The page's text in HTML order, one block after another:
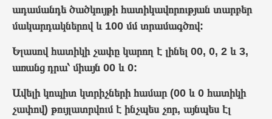
ադամանդե ծածկույթի հատիկավորության տարբեր
մակարդակներով և 100 մմ տրամագծով:
Ելասով հատիկի չափը կարող է լինել 00, 0, 2 և 3,
առանց դրա՝ միայն 00 և 0:
Ավելի կոպիտ կտրիչների համար (00 և 0 հատիկի
չափով) թույլատրվում է ինչպես չոր, այնպես էլ